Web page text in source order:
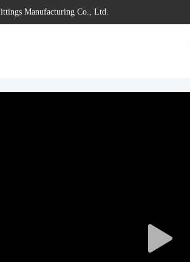
Manufacturing Co., Ltd.
Play